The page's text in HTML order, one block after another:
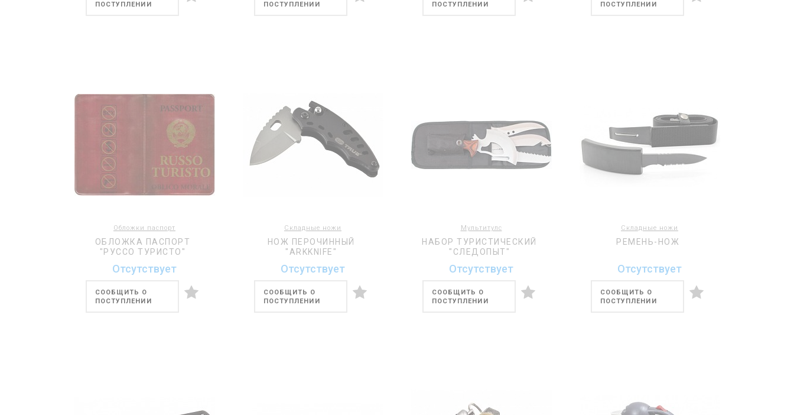
ПОСТУПЛЕНИИ
ПОСТУПЛЕНИИ
ПОСТУПЛЕНИИ
ПОСТУПЛЕНИИ
Обложки паспорт
ОБЛОЖКА ПАСПОРТ
"РУССО ТУРИСТО"
Отсутствует
СООБЩИТЬ О
ПОСТУПЛЕНИИ
Складные ножи
НОЖ ПЕРОЧИННЫЙ
"ARKKNIFE"
Отсутствует
СООБЩИТЬ О
ПОСТУПЛЕНИИ
Мультитулс
НАБОР ТУРИСТИЧЕСКИЙ
"СЛЕДОПЫТ"
Отсутствует
СООБЩИТЬ О
ПОСТУПЛЕНИИ
Складные ножи
РЕМЕНЬ-НОЖ
Отсутствует
СООБЩИТЬ О
ПОСТУПЛЕНИИ